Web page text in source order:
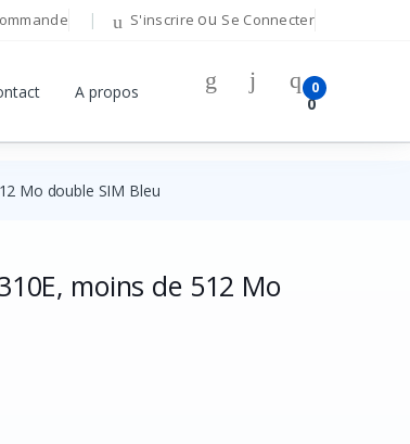
S'inscrire ou Se Connecter
A propos 0
0
Mo double SIM Bleu
moins de 512 Mo